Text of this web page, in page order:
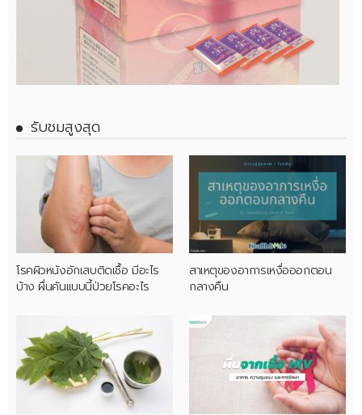
รับชมสูงสุด
โรคผิวหนังอักเสบติดเชื้อ มีอะไร
บ้าง ผื่นคันแบบนี้ป่วยโรคอะไร
สาเหตุของอาการเหงื่อออกตอน
กลางคืน